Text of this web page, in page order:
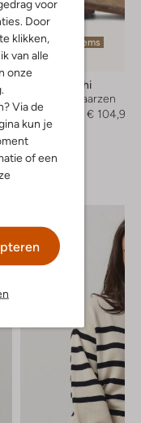
voor
Door
klikken,
van alle
onze
.
Via de
kun je
of een
Laatste items
-70%
Elena Iachi
Cowboylaarzen
€ 349,95
€ 104,99